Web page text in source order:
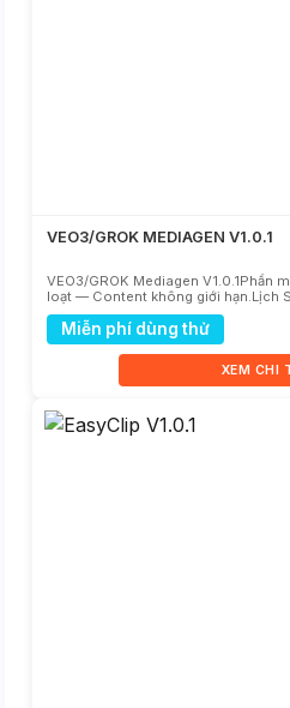
VEO3/GROK MEDIAGEN V1.0.1
VEO3/GROK Mediagen V1.0.1Phần
loạt — Content không giới hạn.Lịch
[21/5/2026] : Fix connect Fail...
Miễn phí dùng thử
XEM CHI